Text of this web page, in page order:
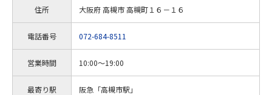
住所 大阪府 高槻市 高槻町１６－１６
電話番号 072-684-8511
営業時間 10:00～19:00
最寄り駅 阪急「高槻市駅」